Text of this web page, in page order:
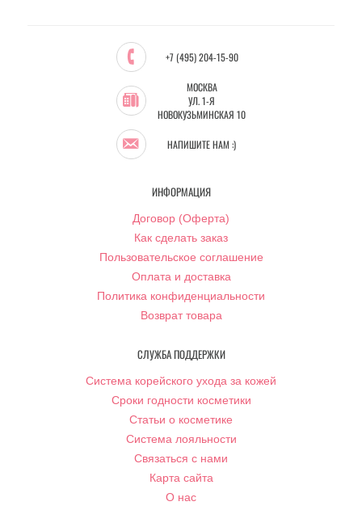
+7 (495) 204-15-90
МОСКВА
УЛ. 1-Я
НОВОКУЗЬМИНСКАЯ 10
НАПИШИТЕ НАМ :)
ИНФОРМАЦИЯ
Договор (Оферта)
Как сделать заказ
Пользовательское соглашение
Оплата и доставка
Политика конфиденциальности
Возврат товара
СЛУЖБА ПОДДЕРЖКИ
Система корейского ухода за кожей
Сроки годности косметики
Статьи о косметике
Система лояльности
Связаться с нами
Карта сайта
О нас